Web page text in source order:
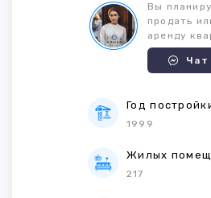
Вы
продать
аренду
Чат
Год
1999
Жилых
217